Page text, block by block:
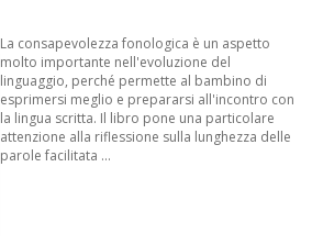
La consapevolezza fonologica è un aspetto
molto importante nell'evoluzione del
linguaggio, perché permette al bambino di
esprimersi meglio e prepararsi all'incontro con
la lingua scritta. Il libro pone una particolare
attenzione alla riflessione sulla lunghezza delle
parole facilitata ...